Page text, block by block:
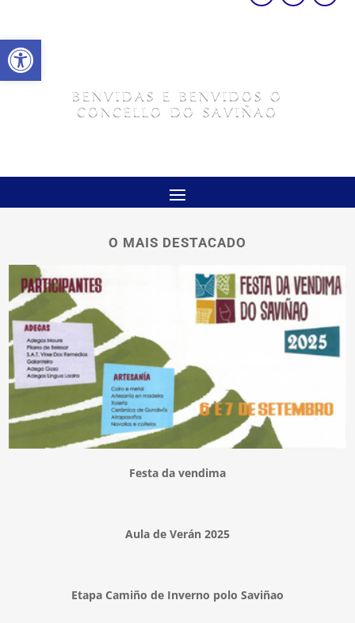
Abrir barra de ferramentas
BENVIDAS E BENVIDOS O
CONCELLO DO SAVIÑAO
O MAIS DESTACADO
Festa da vendima
Aula de Verán 2025
Etapa Camiño de Inverno polo Saviñao